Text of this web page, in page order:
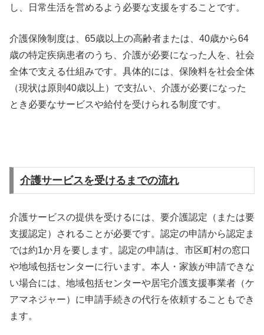
し、日常生活を営めるよう必要な支援をすることです。
介護保険制度は、65歳以上の高齢者または、40歳から64
歳の特定疾病患者のうち、介護が必要になった人を、社会
全体で支える仕組みです。具体的には、保険料を社会全体
（現状は原則40歳以上）で支払い、介護が必要になった
とき必要なサービスや給付を受けられる制度です。
介護サービスを受けるまでの流れ
介護サービスの提供を受けるには、要介護認定（または要
支援認定）されることが必要です。認定の申請から認定ま
では約1か月を要します。認定の申請は、市区町村の窓口
や地域包括センターに行います。本人・家族が申請できな
い場合には、地域包括センターや居宅介護支援事業者（ケ
アマネジャー）に申請手続きの代行を依頼することもでき
ます。